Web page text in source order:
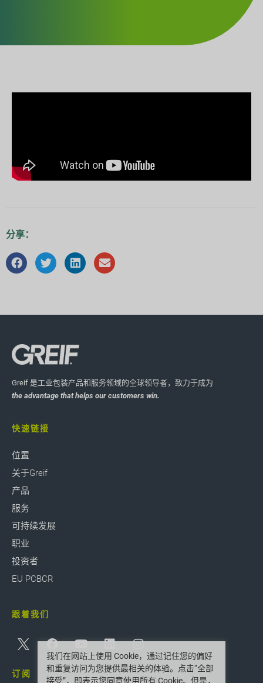
分享：
Greif 是工业包装产品和服务领域的全球领导者，致力于成为
the advantage that helps our customers win.
快速链接
位置
关于Greif
产品
服务
可持续发展
职业
投资者
EU PCBCR
跟着我们
订阅
我们在网站上使用 Cookie，通过记住您的偏好
和重复访问为您提供最相关的体验。点击“全部
接受”，即表示您同意使用所有 Cookie。但是，